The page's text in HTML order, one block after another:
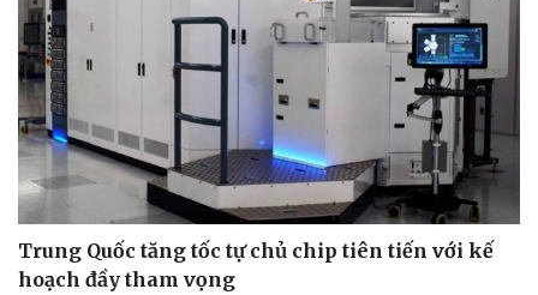
Cải chính
Trung Quốc tăng tốc tự chủ chip tiên tiến với kế
hoạch đầy tham vọng